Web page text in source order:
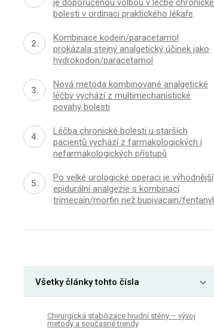
je doporučenou volbou v léčbě chronické
bolesti v ordinaci praktického lékaře
Kombinace kodein/paracetamol
prokázala stejný analgetický účinek jako
hydrokodon/paracetamol
Nová metoda kombinované analgetické
léčby vychází z multimechanistické
povahy bolesti
Léčba chronické bolesti u starších
pacientů vychází z farmakologických i
nefarmakologických přístupů
Po velké urologické operaci je výhodnější
epidurální analgezie s kombinací
trimecain/morfin než bupivacain/fentanyl
Všetky články tohto čísla
Chirurgická stabilizace hrudní stěny – vývoj
metody a současné trendy